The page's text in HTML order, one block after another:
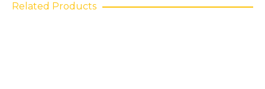
Related Products